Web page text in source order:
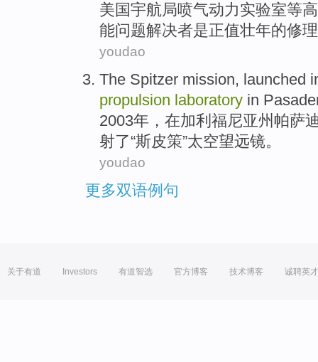
美国宇航局喷气动力实验室等
能问题解决者是正值壮年的修理
youdao
The Spitzer mission, launched
propulsion laboratory in
2003年， 在加利福尼亚州帕萨
射了“斯皮策”太空望远镜。
youdao
更多双语例句
关于有道 Investors 有道智选 官方博客 技术博客 诚聘英才